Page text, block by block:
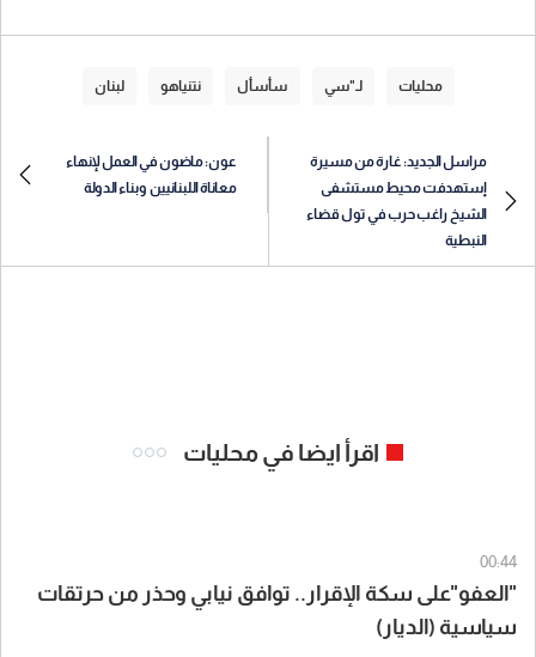
محليات لـ"سي سأسأل نتنياهو لبنان
مراسل الجديد: غارة من مسيرة
إستهدفت محيط مستشفى
الشيخ راغب حرب في تول قضاء
النبطية
عون: ماضون في العمل لإنهاء
معاناة اللبنانيين وبناء الدولة
اقرأ ايضا في محليات
00:44
"العفو"على سكة الإقرار.. توافق نيابي وحذر من حرتقات
سياسية (الديار)